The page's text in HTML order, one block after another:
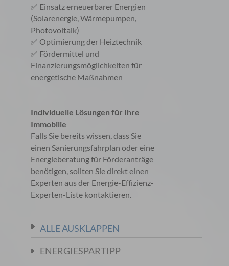
✅ Einsatz erneuerbarer Energien
(Solarenergie, Wärmepumpen,
Photovoltaik)
✅ Optimierung der Heiztechnik
✅ Fördermittel und
Finanzierungsmöglichkeiten für
energetische Maßnahmen
Individuelle Lösungen für Ihre
Immobilie
Falls Sie bereits wissen, dass Sie
einen Sanierungsfahrplan oder eine
Energieberatung für Förderanträge
benötigen, sollten Sie direkt einen
Experten aus der Energie-Effizienz-
Experten-Liste kontaktieren.
ALLE AUSKLAPPEN
ENERGIESPARTIPP